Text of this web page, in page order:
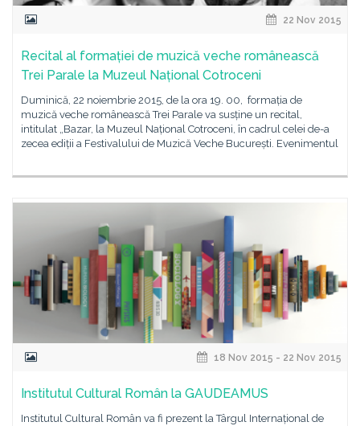
22 Nov 2015
Recital al formației de muzică veche românească
Trei Parale la Muzeul Național Cotroceni
Duminică, 22 noiembrie 2015, de la ora 19. 00, formația de
muzică veche românească Trei Parale va susține un recital,
intitulat „Bazar, la Muzeul Național Cotroceni, în cadrul celei de-a
zecea ediții a Festivalului de Muzică Veche București. Evenimentul
18 Nov 2015 - 22 Nov 2015
Institutul Cultural Român la GAUDEAMUS
Institutul Cultural Român va fi prezent la Târgul Internațional de